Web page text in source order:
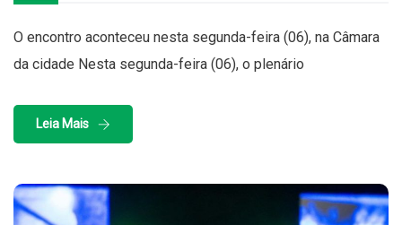
O encontro aconteceu nesta segunda-feira (06), na Câmara
da cidade Nesta segunda-feira (06), o plenário
Leia Mais